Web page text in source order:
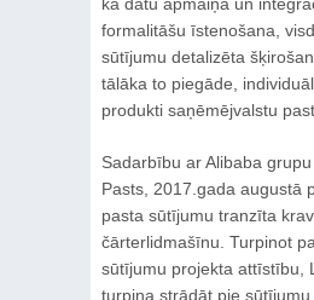
formalitāšu īstenošana,
sūtījumu detalizēta
tālāka to piegāde,
produkti saņēmējvalstu
Sadarbību ar Alibaba
Pasts, 2017.gada augustā
pasta sūtījumu tranzīta
čārterlidmašīnu. Turpinot
sūtījumu projekta attīstību,
turpina strādāt pie